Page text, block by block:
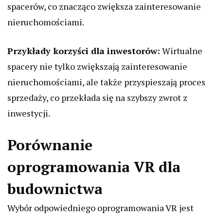
spacerów, co znacząco zwiększa zainteresowanie
nieruchomościami.
Przykłady korzyści dla inwestorów: Wirtualne
spacery nie tylko zwiększają zainteresowanie
nieruchomościami, ale także przyspieszają proces
sprzedaży, co przekłada się na szybszy zwrot z
inwestycji.
Porównanie
oprogramowania VR dla
budownictwa
Wybór odpowiedniego oprogramowania VR jest